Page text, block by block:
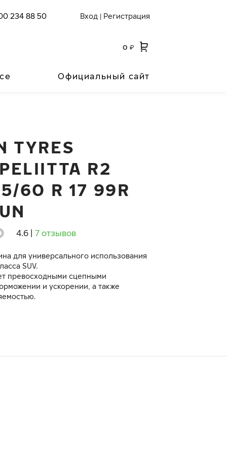
234 88 50 Вход Регистрация
0 ₽
Официальный сайт
TYRES
R2
60 R 17 99R
4.6 7 отзывов
для универсального использования
SUV.
превосходными сцепными
и ускорении, а также